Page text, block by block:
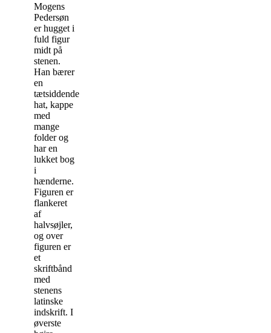
Mogens
Pedersøn
er hugget i
fuld figur
midt på
stenen.
Han bærer
en
tætsiddende
hat, kappe
med
mange
folder og
har en
lukket bog
i
hænderne.
Figuren er
flankeret
af
halvsøjler,
og over
figuren er
et
skriftbånd
med
stenens
latinske
indskrift. I
øverste